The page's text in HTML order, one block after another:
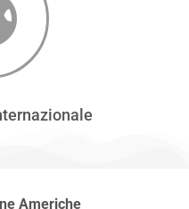
Americhe